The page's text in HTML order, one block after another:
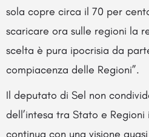
sola copre circa il 70 per
scaricare ora sulle regioni la
scelta è pura ipocrisia da
compiacenza delle Regioni”.
Il deputato di Sel non
dell’intesa tra Stato e Regioni
continua con una visione